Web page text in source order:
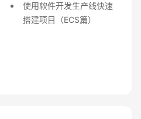
使用软件开发生产线快速
搭建项目（ECS篇）